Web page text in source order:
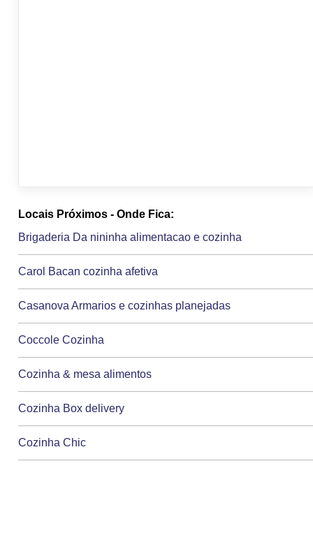
Locais Próximos - Onde Fica:
Brigaderia Da nininha alimentacao e cozinha
Carol Bacan cozinha afetiva
Casanova Armarios e cozinhas planejadas
Coccole Cozinha
Cozinha & mesa alimentos
Cozinha Box delivery
Cozinha Chic